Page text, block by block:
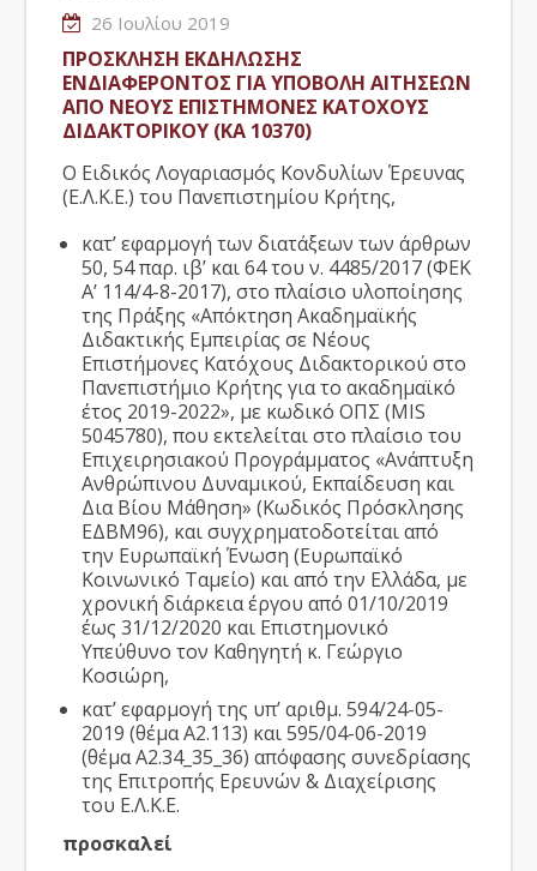
26 Ιουλίου 2019
ΠΡΟΣΚΛΗΣΗ ΕΚΔΗΛΩΣΗΣ
ΕΝΔΙΑΦΕΡΟΝΤΟΣ ΓΙΑ ΥΠΟΒΟΛΗ ΑΙΤΗΣΕΩΝ
ΑΠΟ ΝΕΟΥΣ ΕΠΙΣΤΗΜΟΝΕΣ ΚΑΤΟΧΟΥΣ
ΔΙΔΑΚΤΟΡΙΚΟΥ (ΚΑ 10370)
O Ειδικός Λογαριασμός Κονδυλίων Έρευνας
(Ε.Λ.Κ.Ε.) του Πανεπιστημίου Κρήτης,
κατ’ εφαρμογή των διατάξεων των άρθρων
50, 54 παρ. ιβ’ και 64 του ν. 4485/2017 (ΦΕΚ
Α’ 114/4-8-2017), στο πλαίσιο υλοποίησης
της Πράξης «Απόκτηση Ακαδημαϊκής
Διδακτικής Εμπειρίας σε Νέους
Επιστήμονες Κατόχους Διδακτορικού στο
Πανεπιστήμιο Κρήτης για το ακαδημαϊκό
έτος 2019-2022», με κωδικό ΟΠΣ (MIS
5045780), που εκτελείται στο πλαίσιο του
Επιχειρησιακού Προγράμματος «Ανάπτυξη
Ανθρώπινου Δυναμικού, Εκπαίδευση και
Δια Βίου Μάθηση» (Κωδικός Πρόσκλησης
ΕΔΒΜ96), και συγχρηματοδοτείται από
την Ευρωπαϊκή Ένωση (Ευρωπαϊκό
Κοινωνικό Ταμείο) και από την Ελλάδα, με
χρονική διάρκεια έργου από 01/10/2019
έως 31/12/2020 και Επιστημονικό
Υπεύθυνο τον Καθηγητή κ. Γεώργιο
Κοσιώρη,
κατ’ εφαρμογή της υπ’ αριθμ. 594/24-05-
2019 (θέμα Α2.113) και 595/04-06-2019
(θέμα Α2.34_35_36) απόφασης συνεδρίασης
της Επιτροπής Ερευνών & Διαχείρισης
του Ε.Λ.Κ.Ε.
προσκαλεί